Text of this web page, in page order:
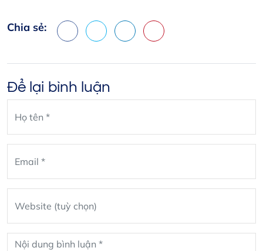
Chia sẻ:
Facebook
X LinkedInPinterest
Để lại bình luận
blank